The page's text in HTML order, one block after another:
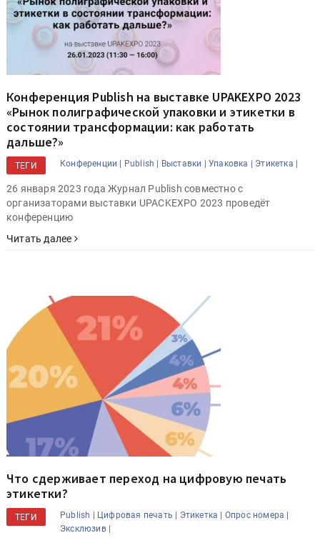
Конференция Publish на выставке UPAKEXPO 2023
«Рынок полиграфической упаковки и этикетки в
состоянии трансформации: как работать
дальше?»
ТЕГИ Конференции | Publish | Выставки | Упаковка | Этикетка |
26 января 2023 года Журнал Publish совместно c
организаторами выставки UPACKEXPO 2023 проведёт
конференцию
Читать далее
Что сдерживает переход на цифровую печать
этикетки?
ТЕГИ Publish | Цифровая печать | Этикетка | Опрос номера |
Эксклюзив |